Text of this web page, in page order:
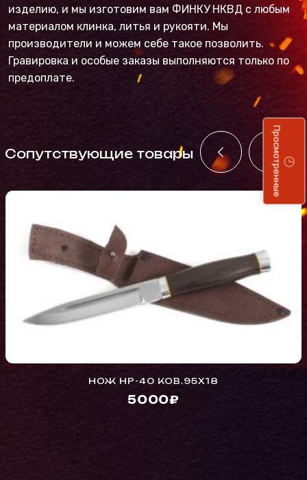
изделию, и мы изготовим вам ФИНКУ НКВД с любым
материалом клинка, литья и рукояти. Мы
производители и можем себе такое позволить.
Гравировка и особые заказы выполняются только по
предоплате.
Cопутствующие товары
НОЖ НР-40 КОВ.95Х18
5000₽
Просмотренные